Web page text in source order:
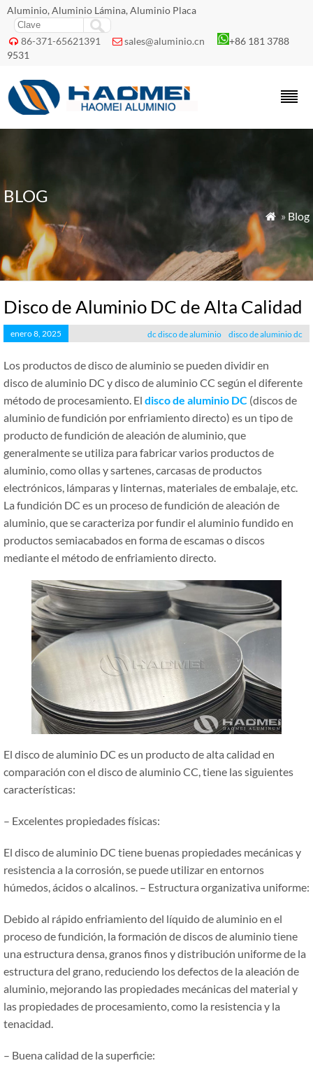
Aluminio, Aluminio Lámina, Aluminio Placa
 86-371-65621391  sales@aluminio.cn
+86 181 3788
9531
BLOG
 » Blog
Disco de Aluminio DC de Alta Calidad
enero 8, 2025 dc disco de aluminio disco de aluminio dc
Los productos de disco de aluminio se pueden dividir en
disco de aluminio DC y disco de aluminio CC según el diferente
método de procesamiento. El disco de aluminio DC (discos de
aluminio de fundición por enfriamiento directo) es un tipo de
producto de fundición de aleación de aluminio, que
generalmente se utiliza para fabricar varios productos de
aluminio, como ollas y sartenes, carcasas de productos
electrónicos, lámparas y linternas, materiales de embalaje, etc.
La fundición DC es un proceso de fundición de aleación de
aluminio, que se caracteriza por fundir el aluminio fundido en
productos semiacabados en forma de escamas o discos
mediante el método de enfriamiento directo.
El disco de aluminio DC es un producto de alta calidad en
comparación con el disco de aluminio CC, tiene las siguientes
características:
– Excelentes propiedades físicas:
El disco de aluminio DC tiene buenas propiedades mecánicas y
resistencia a la corrosión, se puede utilizar en entornos
húmedos, ácidos o alcalinos. – Estructura organizativa uniforme:
Debido al rápido enfriamiento del líquido de aluminio en el
proceso de fundición, la formación de discos de aluminio tiene
una estructura densa, granos finos y distribución uniforme de la
estructura del grano, reduciendo los defectos de la aleación de
aluminio, mejorando las propiedades mecánicas del material y
las propiedades de procesamiento, como la resistencia y la
tenacidad.
– Buena calidad de la superficie: